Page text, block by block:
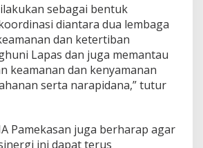
sebagai bentuk
diantara dua lembaga
dan ketertiban
Lapas dan juga memantau
keamanan dan kenyamanan
serta narapidana,” tutur
Pamekasan juga berharap agar
ini dapat terus